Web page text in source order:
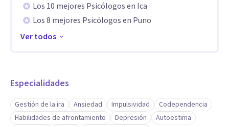
Los 10 mejores Psicólogos en Ica
Los 8 mejores Psicólogos en Puno
Ver todos
Especialidades
Gestión de la ira Ansiedad Impulsividad
Codependencia
Habilidades de afrontamiento
Depresión
Autoestima